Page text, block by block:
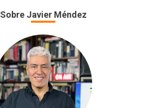
Sobre Javier Méndez